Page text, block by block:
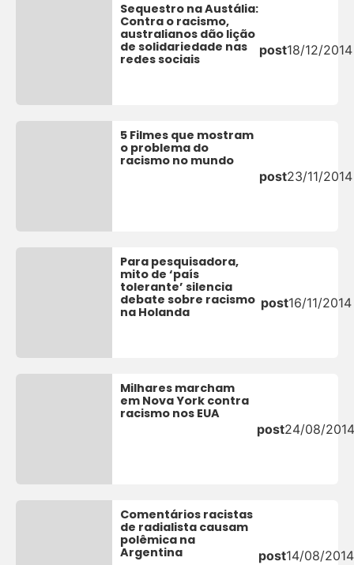
Sequestro na Austália:
Contra o racismo,
australianos dão lição
de solidariedade nas
redes sociais
post18/12/2014
5 Filmes que mostram
o problema do
racismo no mundo
post23/11/2014
Para pesquisadora,
mito de ‘país
tolerante’ silencia
debate sobre racismo
na Holanda
post16/11/2014
Milhares marcham
em Nova York contra
racismo nos EUA
post24/08/
Comentários racistas
de radialista causam
polêmica na
Argentina
post14/08/2014